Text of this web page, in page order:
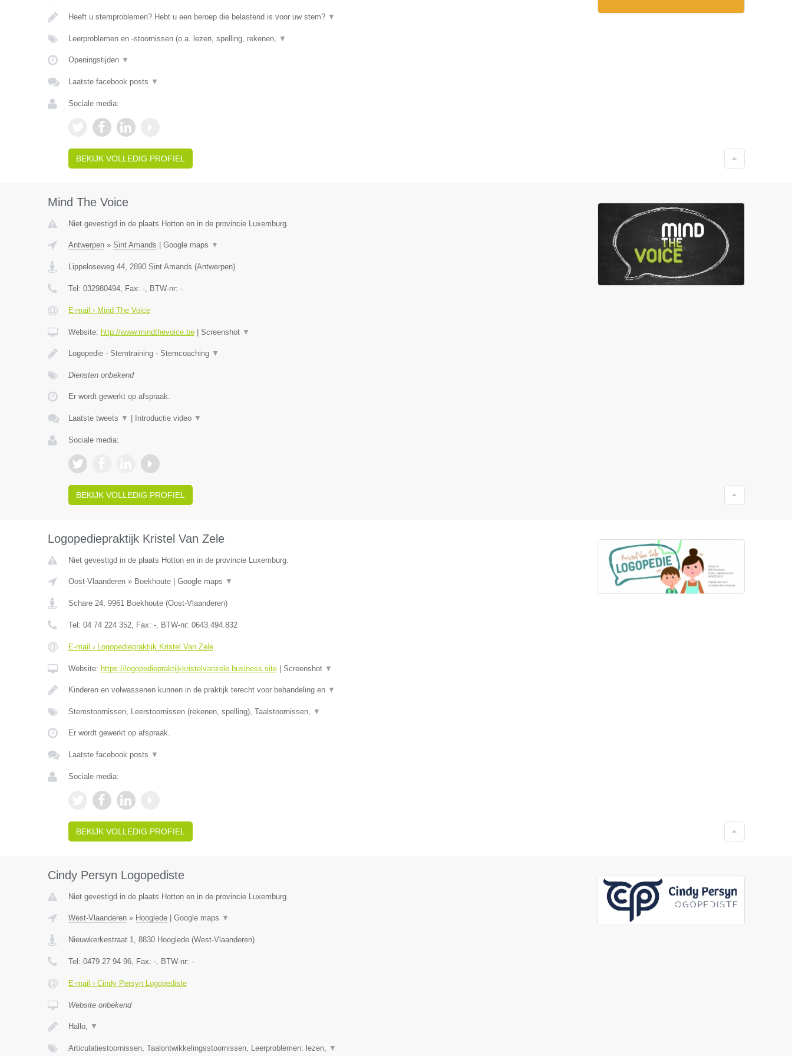
Heeft u stemproblemen? Hebt u een beroep die belastend is voor uw stem? ▼
Leerproblemen en -stoornissen (o.a. lezen, spelling, rekenen, ▼
Openingstijden ▼
Laatste facebook posts ▼
Sociale media:
BEKIJK VOLLEDIG PROFIEL
Mind The Voice
Niet gevestigd in de plaats Hotton en in de provincie Luxemburg.
Antwerpen» Sint Amands Google maps ▼
Lippeloseweg 44, 2890 Sint Amands (Antwerpen)
Tel: 032980494, Fax: -, BTW-nr: -
E-mail › Mind The Voice
Website: http://www.mindthevoice.be| Screenshot ▼
Logopedie - Stemtraining - Stemcoaching ▼
Diensten onbekend
Er wordt gewerkt op afspraak.
Laatste tweets ▼ Introductie video ▼
Sociale media:
BEKIJK VOLLEDIG PROFIEL
Logopediepraktijk Kristel Van Zele
Niet gevestigd in de plaats Hotton en in de provincie Luxemburg.
Oost-Vlaanderen» Boekhoute| Google maps ▼
Schare 24, 9961 Boekhoute(Oost-Vlaanderen)
Tel: 04 74 224 352, Fax: -, BTW-nr: 0643.494.832
E-mail › Logopediepraktijk Kristel Van Zele
Website: https://logopediepraktijkkristelvanzele.business.site| Screenshot ▼
Kinderen en volwassenen kunnen in de praktijk terecht voor behandeling en ▼
Stemstoornissen, Leerstoornissen (rekenen, spelling), Taalstoornissen, ▼
Er wordt gewerkt op afspraak.
Laatste facebook posts ▼
Sociale media:
BEKIJK VOLLEDIG PROFIEL
Cindy Persyn Logopediste
Niet gevestigd in de plaats Hotton en in de provincie Luxemburg.
West-Vlaanderen» Hooglede| Google maps ▼
Nieuwkerkestraat 1, 8830 Hooglede(West-Vlaanderen)
Tel: 0479 27 94 96, Fax: -, BTW-nr: -
E-mail › Cindy Persyn Logopediste
Website onbekend
Hallo, ▼
Articulatiestoornissen, Taalontwikkelingsstoornissen, Leerproblemen: lezen, ▼